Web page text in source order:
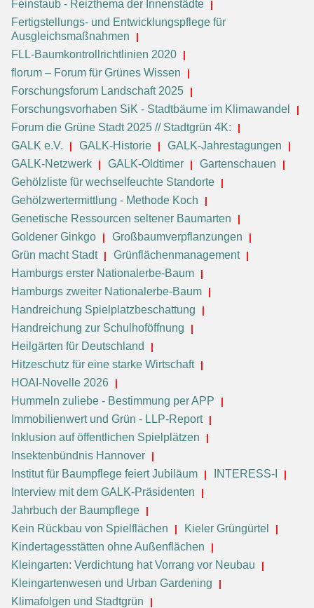
Feinstaub - Reizthema der Innenstädte
Fertigstellungs- und Entwicklungspflege für
Ausgleichsmaßnahmen
FLL-Baumkontrollrichtlinien 2020
florum – Forum für Grünes Wissen
Forschungsforum Landschaft 2025
Forschungsvorhaben SiK - Stadtbäume im Klimawandel
Forum die Grüne Stadt 2025 // Stadtgrün 4K:
GALK e.V.
GALK-Historie
GALK-Jahrestagungen
GALK-Netzwerk
GALK-Oldtimer
Gartenschauen
Gehölzliste für wechselfeuchte Standorte
Gehölzwertermittlung - Methode Koch
Genetische Ressourcen seltener Baumarten
Goldener Ginkgo
Großbaumverpflanzungen
Grün macht Stadt
Grünflächenmanagement
Hamburgs erster Nationalerbe-Baum
Hamburgs zweiter Nationalerbe-Baum
Handreichung Spielplatzbeschattung
Handreichung zur Schulhoföffnung
Heilgärten für Deutschland
Hitzeschutz für eine starke Wirtschaft
HOAI-Novelle 2026
Hummeln zuliebe - Bestimmung per APP
Immobilienwert und Grün - LLP-Report
Inklusion auf öffentlichen Spielplätzen
Insektenbündnis Hannover
Institut für Baumpflege feiert Jubiläum
INTERESS-I
Interview mit dem GALK-Präsidenten
Jahrbuch der Baumpflege
Kein Rückbau von Spielflächen
Kieler Grüngürtel
Kindertagesstätten ohne Außenflächen
Kleingarten: Verdichtung hat Vorrang vor Neubau
Kleingartenwesen und Urban Gardening
Klimafolgen und Stadtgrün